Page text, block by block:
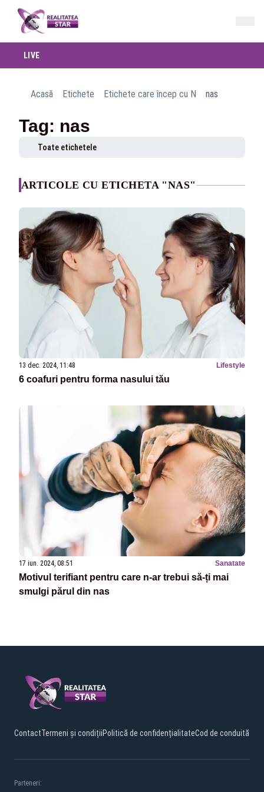
LIVE
Acasă Etichete Etichete care încep cu N nas
Tag: nas
Toate etichetele
ARTICOLE CU ETICHETA "NAS"
13 dec. 2024, 11:48 Lifestyle
6 coafuri pentru forma nasului tău
17 iun. 2024, 08:51 Sanatate
Motivul terifiant pentru care n-ar trebui să-ți mai
smulgi părul din nas
ContactTermeni și condițiiPolitică de confidențialitateCod de conduită
Parteneri: